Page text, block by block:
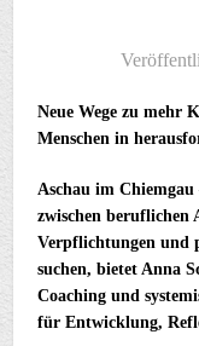
Neue Wege zu mehr
Menschen in
Aschau im
zwischen beruflichen
Verpflichtungen und
suchen, bietet Anna
Coaching und
für Entwicklung,